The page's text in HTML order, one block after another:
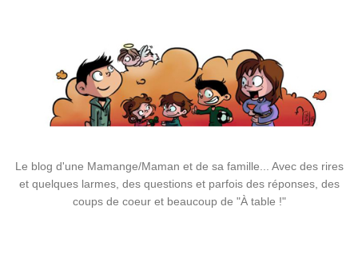
Le blog d'une Mamange/Maman et de sa famille... Avec des rires
et quelques larmes, des questions et parfois des réponses, des
coups de coeur et beaucoup de "À table !"